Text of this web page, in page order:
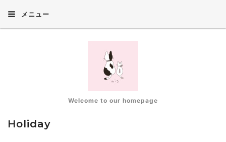
メニュー
Welcome to our homepage
Holiday